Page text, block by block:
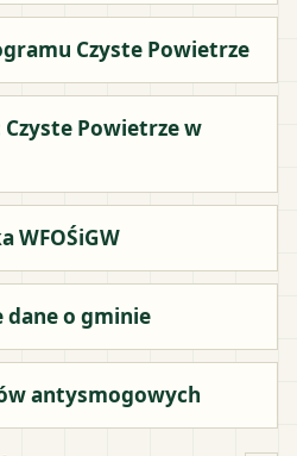
Czyste Powietrze
Czyste Powietrze w
WFOŚiGW
dane o gminie
antysmogowych